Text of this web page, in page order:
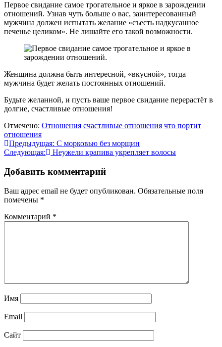
Первое свидание самое трогательное и яркое в зарождении
отношений. Узнав чуть больше о вас, заинтересованный
мужчина должен испытать желание «съесть надкусанное
печенье целиком». Не лишайте его такой возможности.
Женщина должна быть интересной, «вкусной», тогда
мужчина будет желать постоянных отношений.
Будьте желанной, и пусть ваше первое свидание перерастёт в
долгие, счастливые отношения!
Отмечено: Отношения счастливые отношения что портит
отношения
Навигация
по
записям
Предыдущая: С морковью без морщин
Следующая:
Неужели крапива укрепляет волосы
Добавить комментарий
Ваш адрес email не будет опубликован. Обязательные поля
помечены *
Комментарий *
Имя
Email
Сайт